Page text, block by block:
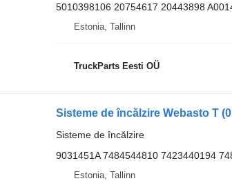
5010398106 20754617 20443898
Estonia, Tallinn
TruckParts Eesti OÜ
Sisteme de încălzire Webasto T
Sisteme de încălzire
9031451A 7484544810 7423440194
Estonia, Tallinn